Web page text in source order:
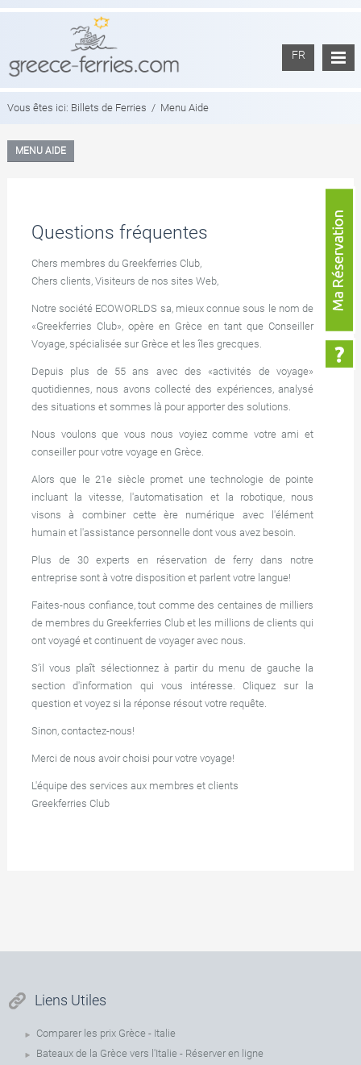
FR
Vous êtes ici: Billets de Ferries / Menu Aide
MENU AIDE
Questions fréquentes
Chers membres du Greekferries Club,
Chers clients, Visiteurs de nos sites Web,
Notre société ECOWORLDS sa, mieux connue sous le nom de
«Greekferries Club», opère en Grèce en tant que Conseiller
Voyage, spécialisée sur Grèce et les îles grecques.
Depuis plus de 55 ans avec des «activités de voyage»
quotidiennes, nous avons collecté des expériences, analysé
des situations et sommes là pour apporter des solutions.
Nous voulons que vous nous voyiez comme votre ami et
conseiller pour votre voyage en Grèce.
Alors que le 21e siècle promet une technologie de pointe
incluant la vitesse, l'automatisation et la robotique, nous
visons à combiner cette ère numérique avec l'élément
humain et l'assistance personnelle dont vous avez besoin.
Plus de 30 experts en réservation de ferry dans notre
entreprise sont à votre disposition et parlent votre langue!
Faites-nous confiance, tout comme des centaines de milliers
de membres du Greekferries Club et les millions de clients qui
ont voyagé et continuent de voyager avec nous.
S’il vous plaît sélectionnez à partir du menu de gauche la
section d'information qui vous intéresse. Cliquez sur la
question et voyez si la réponse résout votre requête.
Sinon, contactez-nous!
Merci de nous avoir choisi pour votre voyage!
L'équipe des services aux membres et clients
Greekferries Club
Liens Utiles
Comparer les prix Grèce - Italie
Bateaux de la Grèce vers l'Italie - Réserver en ligne